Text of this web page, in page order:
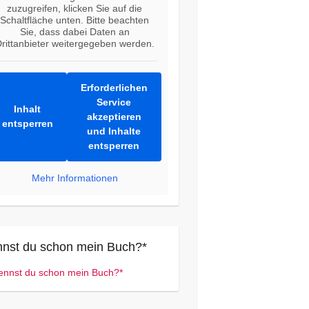
zuzugreifen, klicken Sie auf die
Schaltfläche unten. Bitte beachten
Sie, dass dabei Daten an
weitergegeben werden.
Inhalt
entsperren
Erforderlichen
Service
akzeptieren
und Inhalte
entsperren
Mehr Informationen
du schon mein Buch?*